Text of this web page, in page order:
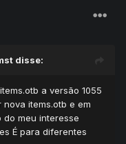
disse:
a versão 1055
items.otb e em
do meu interesse
É para diferentes